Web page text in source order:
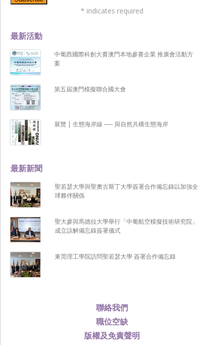
聯絡我們
職位空缺
版權及免責聲明
最新新聞
聖若瑟大學與聖奧古斯丁大學簽署合作備忘錄以加強全
球夥伴關係
聖大參與馬德拉大學舉行「中葡航空模擬技術研究院」
成立諒解備忘錄簽署儀式
東莞理工學院訪問聖若瑟大學 簽署合作備忘錄
最新活動
中葡西國際科創大賽澳門本地參賽企業 推廣會活動方
案
第五屆澳門模擬聯合國大會
展覽 | 生態海岸線 ── 與自然共構生態海岸
* indicates required